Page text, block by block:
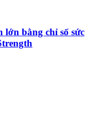
lớn bằng chỉ số sức